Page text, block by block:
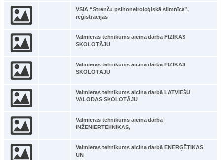
VSIA “Strenču psihoneiroloģiskā slimnīca”,
reģistrācijas
Valmieras tehnikums aicina darbā FIZIKAS
SKOLOTĀJU
Valmieras tehnikums aicina darbā FIZIKAS
SKOLOTĀJU
Valmieras tehnikums aicina darbā LATVIEŠU
VALODAS SKOLOTĀJU
Valmieras tehnikums aicina darbā
INŽENIERTEHNIKAS,
Valmieras tehnikums aicina darbā ENERĢĒTIKAS
UN